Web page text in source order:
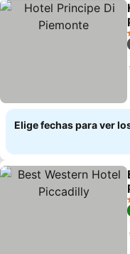
Elige fechas para ver